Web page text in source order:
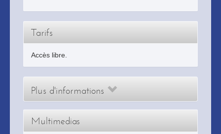
Tarifs
Accès libre.
Plus d'informations
Multimedias